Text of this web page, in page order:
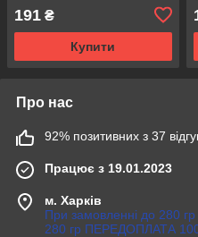
191 ₴
Купити
Про нас
92% позитивних з 37
Працює з 19.01.2023
м. Харків
При замовленні до 280
280 гр ПЕРЕДОПЛАТА 100